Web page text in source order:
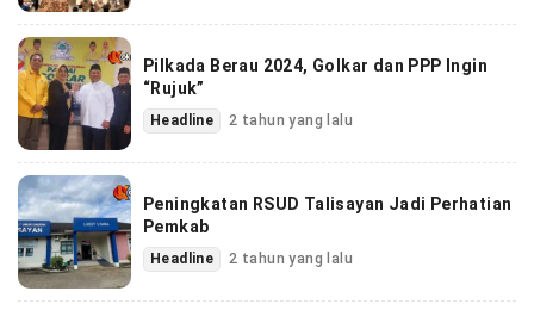
Pilkada Berau 2024, Golkar dan PPP Ingin
“Rujuk”
Headline 2 tahun yang lalu
Peningkatan RSUD Talisayan Jadi Perhatian
Pemkab
Headline 2 tahun yang lalu